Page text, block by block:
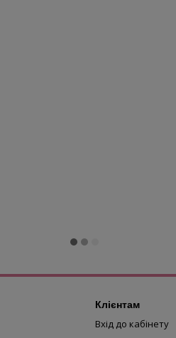
Клієнтам
Вхід до кабінету